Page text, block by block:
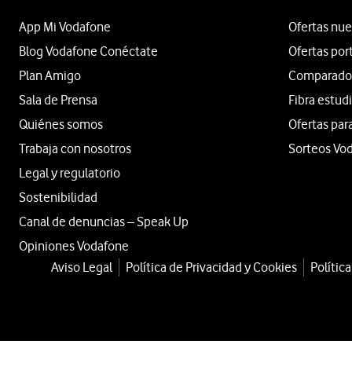
App Mi Vodafone
Blog Vodafone Conéctate
Plan Amigo
Sala de Prensa
Quiénes somos
Trabaja con nosotros
Legal y regulatorio
Sostenibilidad
Canal de denuncias – Speak Up
Opiniones Vodafone
Ofertas
Ofertas
Fibra
Ofertas
Sorteos
Aviso Legal Política de Privacidad y Cookies